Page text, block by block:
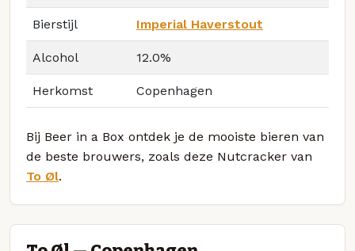
Bierstijl Imperial Haverstout
Alcohol 12.0%
Herkomst Copenhagen
Bij Beer in a Box ontdek je de mooiste bieren van
de beste brouwers, zoals deze Nutcracker van
To Øl.